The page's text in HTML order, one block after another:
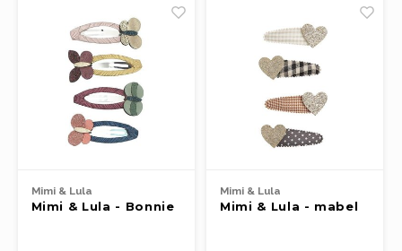
Mimi & Lula
Mimi & Lula - Bonnie
Mimi & Lula
Mimi & Lula - mabel